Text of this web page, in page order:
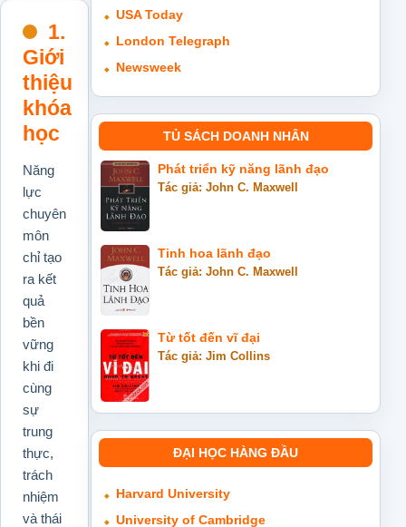
1.
Giới
thiệu
khóa
học
Năng
lực
chuyên
môn
chỉ tạo
ra kết
quả
bền
vững
khi đi
cùng
sự
trung
thực,
trách
nhiệm
và thái
USA Today
London Telegraph
Newsweek
TỦ SÁCH DOANH NHÂN
Phát triển kỹ năng lãnh đạo
Tác giả: John C. Maxwell
Tinh hoa lãnh đạo
Tác giả: John C. Maxwell
Từ tốt đến vĩ đại
Tác giả: Jim Collins
ĐẠI HỌC HÀNG ĐẦU
Harvard University
University of Cambridge